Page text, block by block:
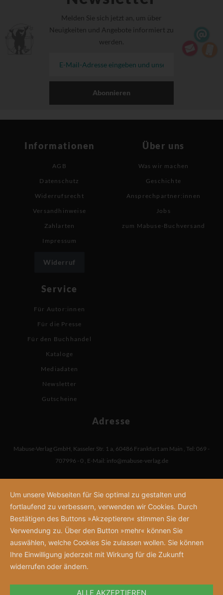
Melden Sie sich jetzt an, um über
Neuigkeiten und Angebote informiert zu
werden.
Abonnieren
Informationen
AGB
Datenschutz
Widerrufsrecht
Versandhinweise
Zahlarten
Impressum
Widerruf
Über uns
Was wir machen
Geschichte
Ansprechpartner:innen
Jobs
zum Mabuse-Buchversand
Service
Für Autor:innen
Für die Presse
Für den Buchhandel
Kataloge
Mediadaten
Newsletter
Gutscheine
Adresse
Mabuse-Verlag GmbH Kasseler Str. 1 a 60486 Frankfurt am Main Tel: 069 -
707996 - 0 E-Mail: info@mabuse-verlag.de
Um unsere Webseiten für Sie optimal zu gestalten und
fortlaufend zu verbessern, verwenden wir Cookies. Durch
Bestätigen des Buttons »Akzeptieren« stimmen Sie der
Verwendung zu. Über den Button »mehr« können Sie
auswählen, welche Cookies Sie zulassen wollen. Sie können
Ihre Einwilligung jederzeit mit Wirkung für die Zukunft
widerrufen oder ändern.
ALLE AKZEPTIEREN